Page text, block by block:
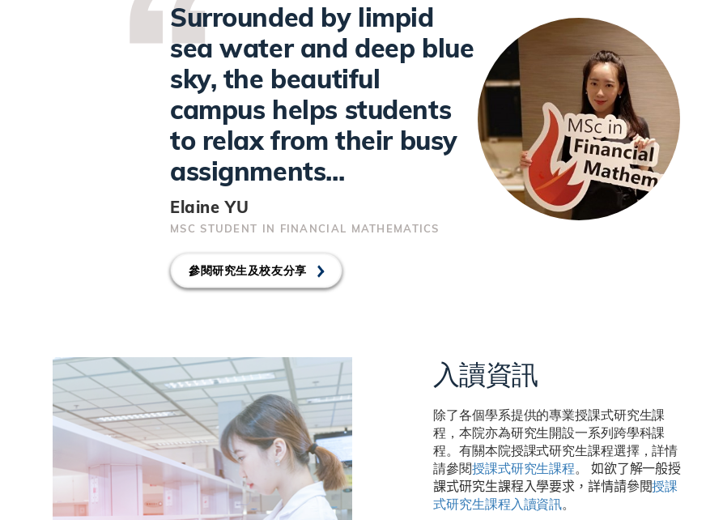
Surrounded by limpid
sea water and deep blue
sky, the beautiful
campus helps students
to relax from their busy
assignments...
Elaine YU
MSC STUDENT IN FINANCIAL MATHEMATICS
參閱研究生及校友分享
入讀資訊
除了各個學系提供的專業授課式研究生課
程，本院亦為研究生開設一系列跨學科課
程。有關本院授課式研究生課程選擇，詳情
請參閱授課式研究生課程。 如欲了解一般授
課式研究生課程入學要求 ，詳情請參閱授課
式研究生課程入讀資訊。